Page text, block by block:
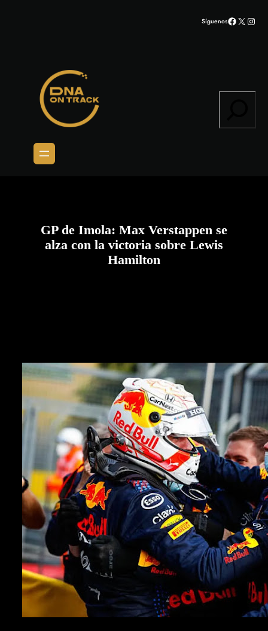
SíguenosFacebook
X
GP de Imola: Max Verstappen se
alza con la victoria sobre Lewis
Hamilton